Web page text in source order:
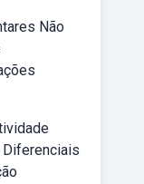
Não